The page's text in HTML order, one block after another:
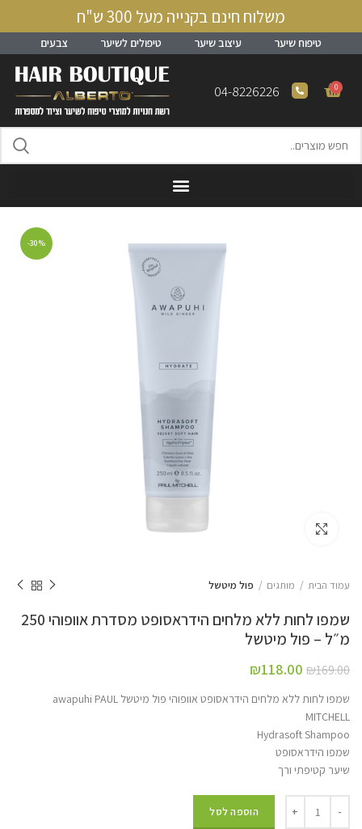
משלוח חינם בקנייה מעל 300 ש"ח
טיפוח שיער עיצוב שיער טיפולים לשיער צבעים
0
04-8226226
-30%
עמוד הבית מותגים פול מיטשל
שמפו לחות ללא מלחים הידראסופט מסדרת אוופוהי 250
מ״ל – פול מיטשל
₪169.00
₪118.00
שמפו לחות ללא מלחים הידראסופט אוופוהי פול מיטשל awapuhi PAUL
MITCHELL
Hydrasoft Shampoo
שמפו הידראסופט
שיער קטיפתי ורך
הוספה לסל